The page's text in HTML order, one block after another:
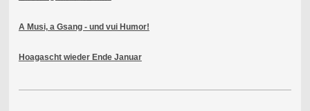
A Musi, a Gsang - und vui Humor!
Hoagascht wieder Ende Januar